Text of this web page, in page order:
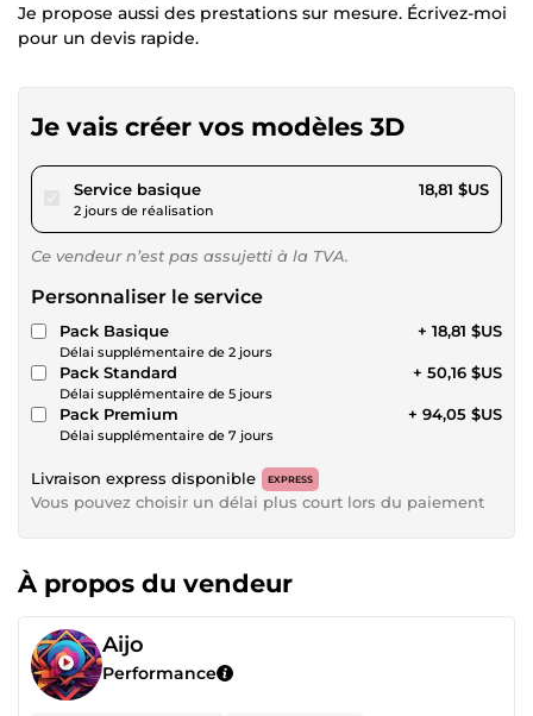
Je propose aussi des prestations sur mesure. Écrivez-moi
pour un devis rapide.
Je vais créer vos modèles 3D
Service basiquepour 17,34 $US
2 jours de réalisation
18,81 $US
Ce vendeur n’est pas assujetti à la TVA.
Personnaliser le service
Pack Basique
Délai supplémentaire de 2 jours
+ 18,81 $US
Pack Standard
Délai supplémentaire de 5 jours
+ 50,16 $US
Pack Premium
Délai supplémentaire de 7 jours
+ 94,05 $US
Livraison express disponible EXPRESS
Vous pouvez choisir un délai plus court lors du paiement
À propos du vendeur
Aijo
Performance